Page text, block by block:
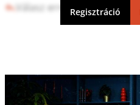
Válasz erre 2 0
Regisztráció